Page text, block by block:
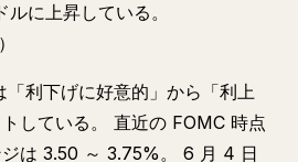
に上昇している。
）
「利下げに好意的」から「利上
している。 直近の FOMC 時点
は 3.50 ～ 3.75%。 6 月 4 日